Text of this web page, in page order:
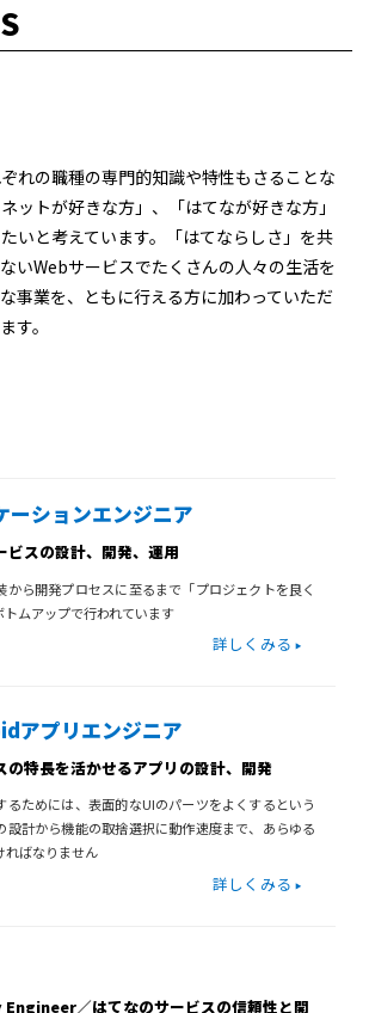
れの職種の専門的知識や特性もさることな
ットが好きな方」、「はてなが好きな方」
いと考えています。「はてならしさ」を共
いWebサービスでたくさんの人々の生活を
事業を、ともに行える方に加わっていただ
す。
ーションエンジニア
ビスの設計、開発、運用
から開発プロセスに至るまで「プロジェクトを良く
トムアップで行われています
詳しくみる
アプリエンジニア
の特長を活かせるアプリの設計、開発
るためには、表面的なUIのパーツをよくするという
設計から機能の取捨選択に動作速度まで、あらゆる
ればなりません
詳しくみる
／はてなのサービスの信頼性と開